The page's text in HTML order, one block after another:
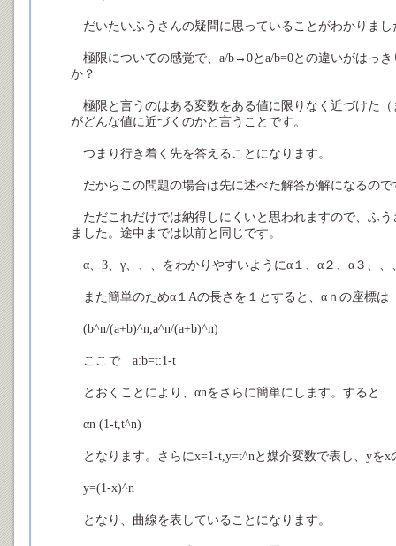
だいたいふうさんの疑問に思っていることがわかりまし
極限についての感覚で、a/b→0とa/b=0との違いがはっ
か？
極限と言うのはある変数をある値に限りなく近づけた
がどんな値に近づくのかと言うことです。
つまり行き着く先を答えることになります。
だからこの問題の場合は先に述べた解答が解になるので
ただこれだけでは納得しにくいと思われますので、ふ
ました。途中までは以前と同じです。
α、β、γ、、、をわかりやすいようにα１、α２、α３、
また簡単のためα１Aの長さを１とすると、αｎの座標は
(b^n/(a+b)^n,a^n/(a+b)^n)
ここで a:b=t:1-t
とおくことにより、αnをさらに簡単にします。すると
αn (1-t,t^n)
となります。さらにx=1-t,y=t^nと媒介変数で表し、yをx
y=(1-x)^n
となり、曲線を表していることになります。